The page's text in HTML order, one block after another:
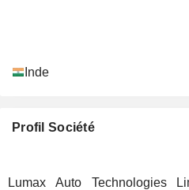
Inde
Profil Société
Lumax Auto Technologies